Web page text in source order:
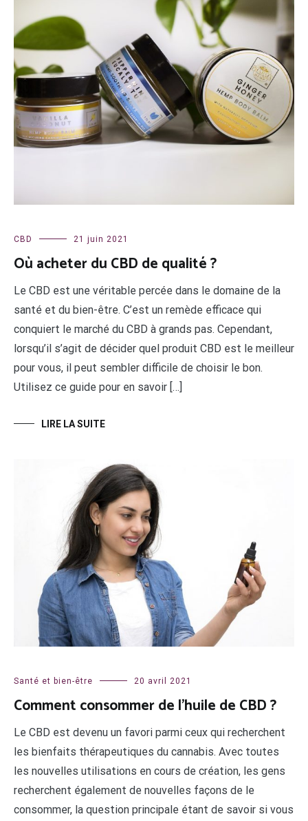
CBD 21 juin 2021
Où acheter du CBD de qualité ?
Le CBD est une véritable percée dans le domaine de la
santé et du bien-être. C’est un remède efficace qui
conquiert le marché du CBD à grands pas. Cependant,
lorsqu’il s’agit de décider quel produit CBD est le meilleur
pour vous, il peut sembler difficile de choisir le bon.
Utilisez ce guide pour en savoir […]
LIRE LA SUITE
Santé et bien-être 20 avril 2021
Comment consommer de l’huile de CBD ?
Le CBD est devenu un favori parmi ceux qui recherchent
les bienfaits thérapeutiques du cannabis. Avec toutes
les nouvelles utilisations en cours de création, les gens
recherchent également de nouvelles façons de le
consommer, la question principale étant de savoir si vous